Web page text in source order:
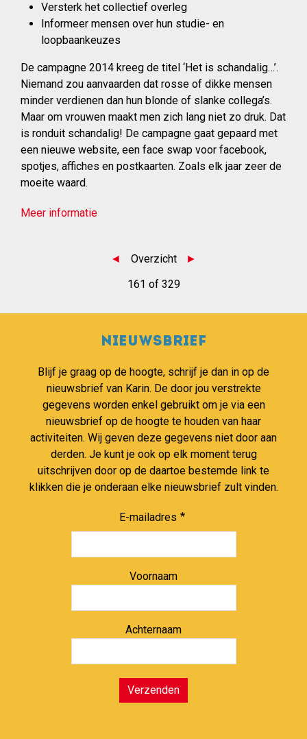
Versterk het collectief overleg
Informeer mensen over hun studie- en
loopbaankeuzes
De campagne 2014 kreeg de titel ‘Het is schandalig…’.
Niemand zou aanvaarden dat rosse of dikke mensen
minder verdienen dan hun blonde of slanke collega’s.
Maar om vrouwen maakt men zich lang niet zo druk. Dat
is ronduit schandalig! De campagne gaat gepaard met
een nieuwe website, een face swap voor facebook,
spotjes, affiches en postkaarten. Zoals elk jaar zeer de
moeite waard.
Meer informatie
◄ Overzicht
►
161 of 329
Nieuwsbrief
Blijf je graag op de hoogte, schrijf je dan in op de
nieuwsbrief van Karin. De door jou verstrekte
gegevens worden enkel gebruikt om je via een
nieuwsbrief op de hoogte te houden van haar
activiteiten. Wij geven deze gegevens niet door aan
derden. Je kunt je ook op elk moment terug
uitschrijven door op de daartoe bestemde link te
klikken die je onderaan elke nieuwsbrief zult vinden.
E-mailadres
Voornaam
Achternaam
Verzenden